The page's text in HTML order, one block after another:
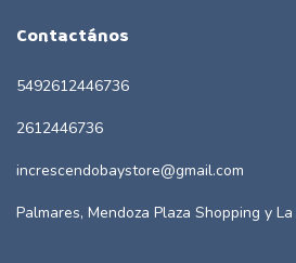
Contactános
5492612446736
2612446736
increscendobaystore@gmail.com
Palmares, Mendoza Plaza Shopping y